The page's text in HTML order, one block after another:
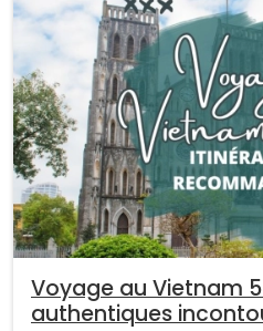
Voyage au Vietnam
authentiques